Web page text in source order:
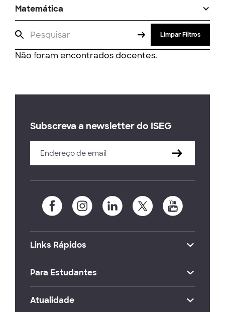
Matemática
Limpar Filtros
Não foram encontrados docentes.
Subscreva a newsletter do ISEG
Links Rápidos
Para Estudantes
Atualidade